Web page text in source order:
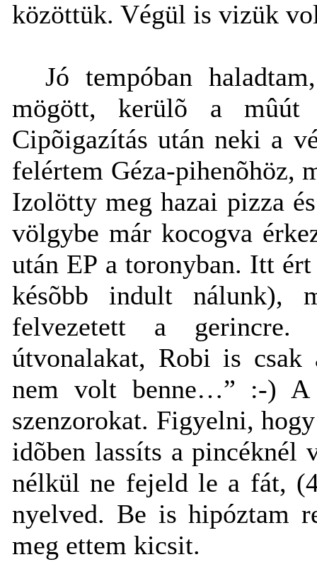
közöttük. Végül is vizük
Jó tempóban
mögött, kerülõ a mûút
Cipõigazítás után neki a
felértem Géza-pihenõhöz,
Izolötty meg hazai pizza
völgybe már kocogva
után EP a toronyban. Itt
késõbb indult nálunk),
felvezetett a gerincre.
útvonalakat, Robi is csak
nem volt benne…” :-) A
szenzorokat. Figyelni,
idõben lassíts a pincéknél
nélkül ne fejeld le a fát,
nyelved. Be is hipóztam
meg ettem kicsit.